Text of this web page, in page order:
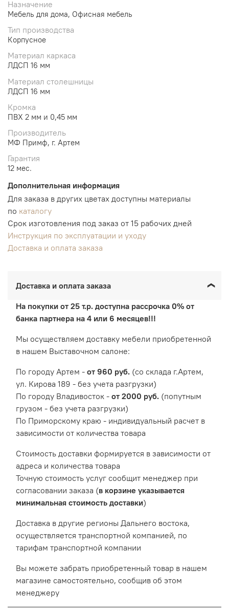
Назначение
Мебель для дома, Офисная мебель
Тип производства
Корпусное
Материал каркаса
ЛДСП 16 мм
Материал столешницы
ЛДСП 16 мм
Кромка
ПВХ 2 мм и 0,45 мм
Производитель
МФ Примф, г. Артем
Гарантия
12 мес.
Дополнительная информация
Для заказа в других цветах доступны материалы
по каталогу
Срок изготовления под заказ от 15 рабочих дней
Инструкция по эксплуатации и уходу
Доставка и оплата заказа
Доставка и оплата заказа
На покупки от 25 т.р. доступна рассрочка 0% от
банка партнера на 4 или 6 месяцев!!!
Мы осуществляем доставку мебели приобретенной
в нашем Выставочном салоне:
По городу Артем - от 960 руб. (со склада г.Артем,
ул. Кирова 189 - без учета разгрузки)
По городу Владивосток - от 2000 руб. (попутным
грузом - без учета разгрузки)
По Приморскому краю - индивидуальный расчет в
зависимости от количества товара
Cтоимость доставки формируется в зависимости от
адреса и количества товара
Точную стоимость услуг сообщит менеджер при
согласовании заказа (в корзине указывается
минимальная стоимость доставки)
Доставка в другие регионы Дальнего востока,
осуществляется транспортной компанией, по
тарифам транспортной компании
Вы можете забрать приобретенный товар в нашем
магазине самостоятельно, сообщив об этом
менеджеру